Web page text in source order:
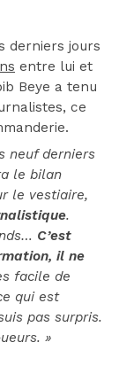
derniers jours
entre lui et
Beye a tenu
ce
neuf derniers
le bilan
le vestiaire,
.
C’est
il ne
facile de
qui est
pas surpris.
»